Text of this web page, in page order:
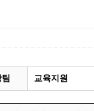
참여방
규제 개혁
행정
시민대상
교육지원